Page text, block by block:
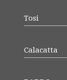
Tosi
Calacatta